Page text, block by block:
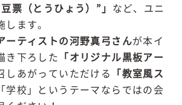
票（とうひょう）”」 など、ユニ
ます。
ーティストの河野真弓さんが本イ
き下ろした 「オリジナル黒板アー
しあがっていただける 「教室風ス
学校」というテーマならではの会